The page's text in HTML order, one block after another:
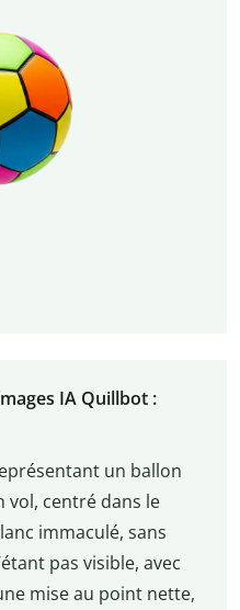
IA Quillbot :
un ballon
vol, centré dans le
immaculé, sans
pas visible, avec
mise au point nette,